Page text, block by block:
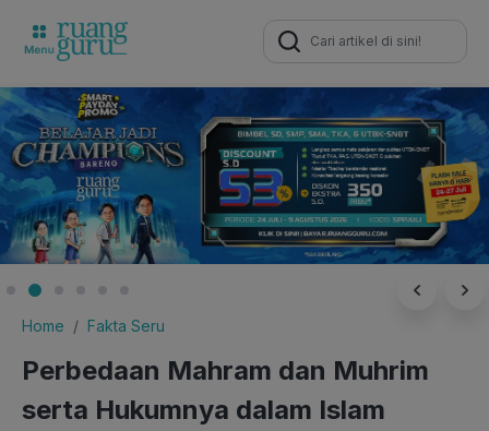
Search
for:
Home Fakta Seru
Perbedaan Mahram dan Muhrim
serta Hukumnya dalam Islam